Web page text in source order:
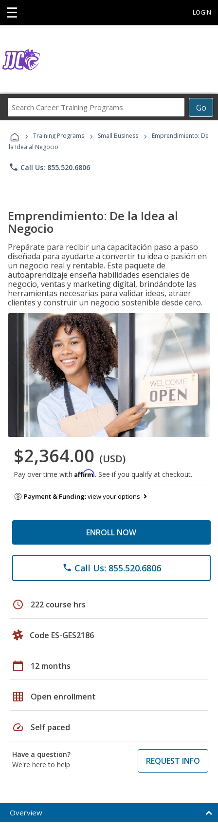
☰ LOGIN
Go
Career
Programs
› Training Programs › Small Business ›
Emprendimiento: De
la Idea al Negocio
phone Call Us: 855.520.6806
Emprendimiento: De la Idea al
Negocio
Prepárate para recibir una capacitación paso a paso
diseñada para ayudarte a convertir tu idea o pasión en
un negocio real y rentable. Este paquete de
autoaprendizaje enseña habilidades esenciales de
negocio, ventas y marketing digital, brindándote las
herramientas necesarias para validar ideas, atraer
clientes y construir un negocio sostenible desde cero.
$2,364.00 (USD)
Pay over time with Affirm. See if you qualify at checkout.
Payment & Funding:view your options
ENROLL NOW
phone Call Us: 855.520.6806
schedule 222 course hrs
Code ES-GES2186
calendar_today 12 months
grid_on Open enrollment
speed Self paced
Have a question?
We're here to help
REQUEST INFO
Overview